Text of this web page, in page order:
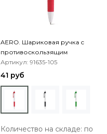
AERO. Шариковая ручка с
противоскользящим
покрытием
Артикул: 91635-105
41 руб
Количество на складе: по